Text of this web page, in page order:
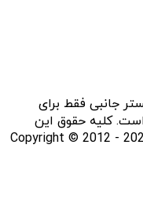
جانبی فقط برای
است. کلیه حقوق این